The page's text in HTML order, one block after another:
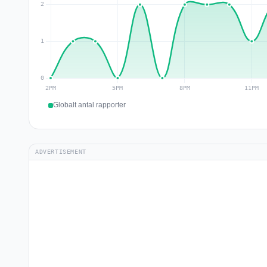
Globalt antal rapporter
ADVERTISEMENT